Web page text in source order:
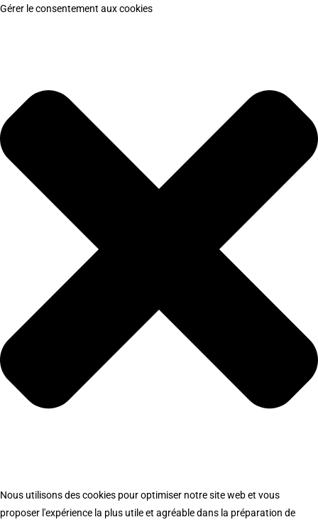
Gérer le consentement aux cookies
Nous utilisons des cookies pour optimiser notre site web et vous
proposer l'expérience la plus utile et agréable dans la préparation de